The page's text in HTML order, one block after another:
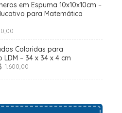
em Espuma 10x10x10cm –
para Matemática
atual
é:
R$20,00.
Coloridas para
– 34 x 34 x 4 cm
1.600,00